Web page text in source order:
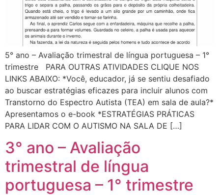
5° ano – Avaliação trimestral de língua portuguesa – 1°
trimestre PARA OUTRAS ATIVIDADES CLIQUE NOS
LINKS ABAIXO: *Você, educador, já se sentiu desafiado
ao buscar estratégias eficazes para incluir alunos com
Transtorno do Espectro Autista (TEA) em sala de aula?*
Apresentamos o e-book *ESTRATÉGIAS PRÁTICAS
PARA LIDAR COM O AUTISMO NA SALA DE […]
3° ano – Avaliação
trimestral de língua
portuguesa – 1° trimestre